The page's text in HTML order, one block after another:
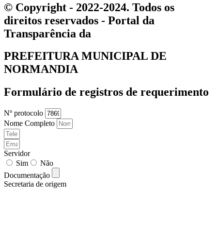
© Copyright - 2022-2024. Todos os
direitos reservados - Portal da
Transparência da
PREFEITURA MUNICIPAL DE
NORMANDIA
Formulário de registros de requerimento
Nº protocolo
Nome Completo
Servidor
Sim
Não
Documentação
Secretaria de origem